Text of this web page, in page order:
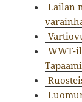
Lailan
WWT-